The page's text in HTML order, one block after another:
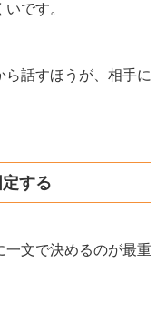
です。
ら話すほうが、相手に
する
一文で決めるのが最重